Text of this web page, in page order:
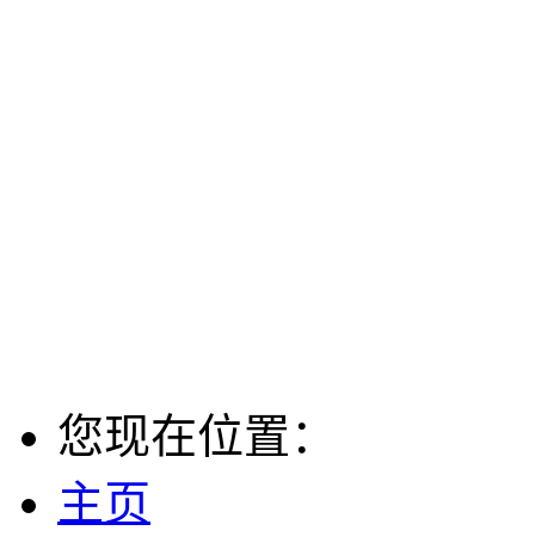
您现在位置：
主页